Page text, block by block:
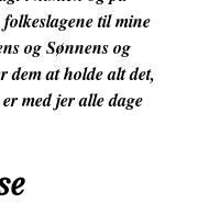
til mine
og Sønnens og
at holde alt det,
med jer alle dage